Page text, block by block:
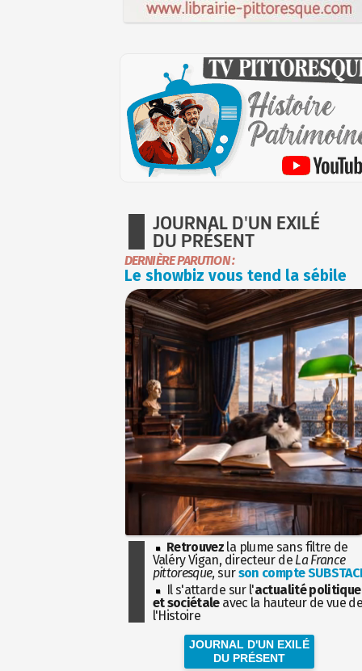
JOURNAL D'UN EXILÉ
DU PRÉSENT
DERNIÈRE PARUTION :
Le showbiz vous tend la sébile
Retrouvez la plume sans filtre de
Valéry Vigan, directeur de La France
pittoresque, surson compte
Il s'attarde sur l'actualité politique
et sociétaleavec la hauteur de vue
l'Histoire
JOURNAL D'UN EXILÉ
DU PRÉSENT